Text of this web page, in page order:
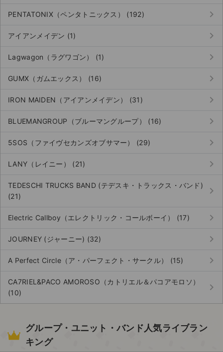
PENTATONIX（ペンタトニックス） (192) keyboard_arrow_right
アイアンメイデン (1) keyboard_arrow_right
Lagwagon（ラグワゴン） (1) keyboard_arrow_right
GUMX（ガムエックス） (16) keyboard_arrow_right
IRON MAIDEN（アイアンメイデン） (31) keyboard_arrow_right
BLUEMANGROUP（ブルーマングループ） (16) keyboard_arrow_right
5SOS（ファイヴセカンズオブサマー） (29) keyboard_arrow_right
LANY（レイニー） (21) keyboard_arrow_right
TEDESCHI TRUCKS BAND (テデスキ・トラックス・バンド)
(21)
keyboard_arrow_right
Electric Callboy（エレクトリック・コールボーイ） (17) keyboard_arrow_right
JOURNEY (ジャーニー) (32) keyboard_arrow_right
A Perfect Circle（ア・パーフェクト・サークル） (15) keyboard_arrow_right
CA7RIEL&PACO AMOROSO（カトリエル＆パコアモロソ）
(10)
keyboard_arrow_right
グループ・ユニット・バンド人気ライブラン
キング